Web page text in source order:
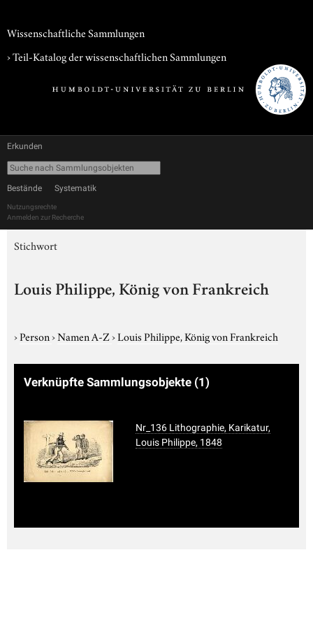
Wissenschaftliche Sammlungen
› Teil-Katalog der wissenschaftlichen Sammlungen
Erkunden
Bestände Systematik
Nutzungsrechte
Anmelden zur Recherche
Stichwort
Louis Philippe, König von Frankreich
›Person›Namen A-Z›Louis Philippe, König von Frankreich
Verknüpfte Sammlungsobjekte (1)
Nr_136 Lithographie, Karikatur,
Louis Philippe, 1848